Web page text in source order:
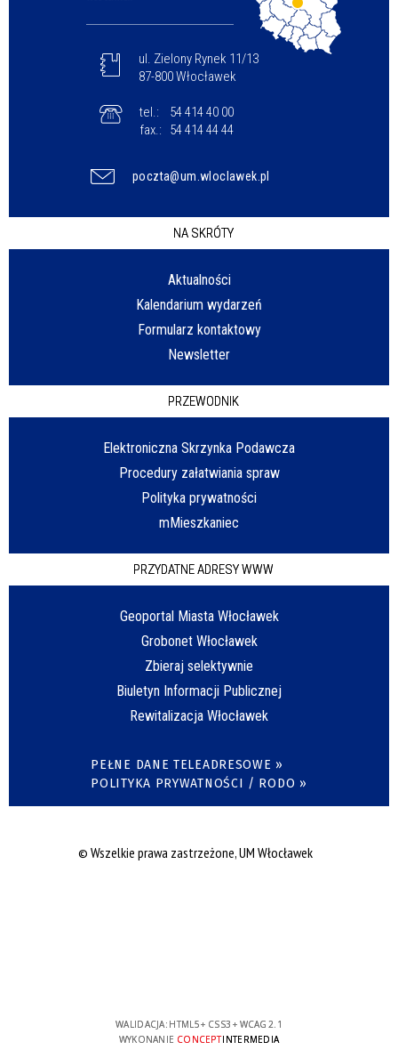
ul. Zielony Rynek 11/13
87-800 Włocławek
tel.:
54 414 40 00
fax.:
54 414 44 44
poczta@um.wloclawek.pl
NA SKRÓTY
Aktualności
Kalendarium wydarzeń
Formularz kontaktowy
Newsletter
PRZEWODNIK
Elektroniczna Skrzynka Podawcza
Procedury załatwiania spraw
Polityka prywatności
mMieszkaniec
PRZYDATNE ADRESY WWW
Geoportal Miasta Włocławek
Grobonet Włocławek
Zbieraj selektywnie
Biuletyn Informacji Publicznej
Rewitalizacja Włocławek
PEŁNE DANE TELEADRESOWE »
POLITYKA PRYWATNOŚCI / RODO »
© Wszelkie prawa zastrzeżone, UM Włocławek
WALIDACJA: HTML5+ CSS3 + WCAG 2.1
WYKONANIE CONCEPTINTERMEDIA